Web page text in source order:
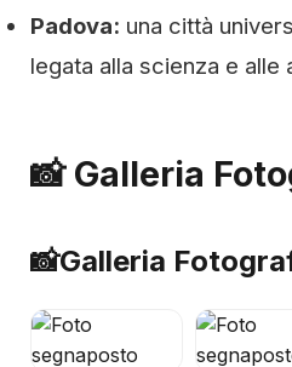
Padova: una città
legata alla scienza e alle
📸 Galleria
📸Galleria